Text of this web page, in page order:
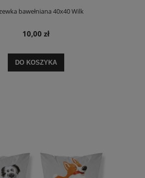
bawełniana 40x40 Wilk
10,00 zł
DO KOSZYKA